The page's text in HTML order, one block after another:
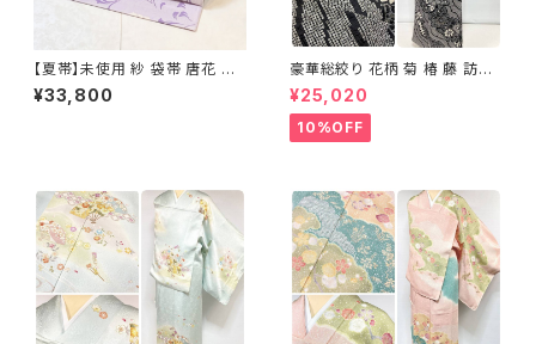
【夏帯】未使用 紗 袋帯 唐花 正
絹 紫 白 淡藤色 729
¥33,800
豪華総絞り 花柄 菊 椿 藤 訪問
着 鹿の子絞り ラメ 正絹 黒 白
グレー 1435
¥25,020
10%OFF